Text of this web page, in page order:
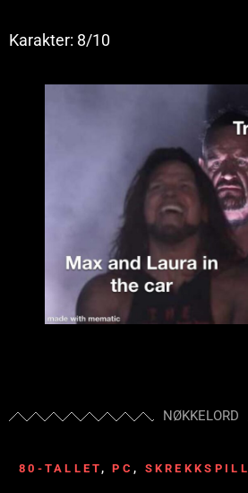
Karakter: 8/10
NØKKELORD
80-TALLET,PC , SKREKKSPILL